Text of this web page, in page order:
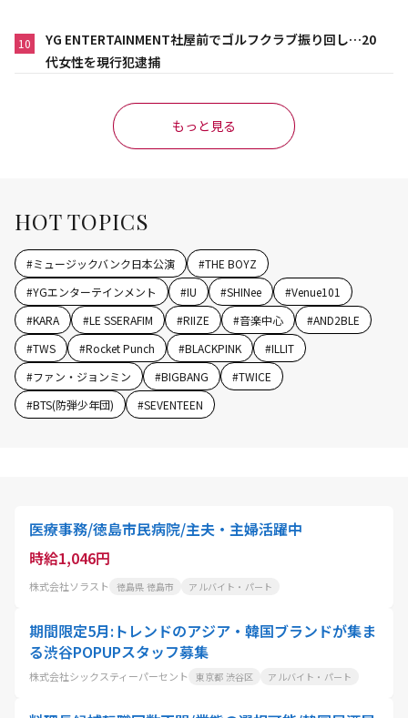
10
YG ENTERTAINMENT社屋前でゴルフクラブ振り回し…20
代女性を現行犯逮捕
もっと見る
HOT TOPICS
#ミュージックバンク日本公演 #THE BOYZ
#YGエンターテインメント #IU #SHINee #Venue101
#KARA #LE SSERAFIM #RIIZE #音楽中心 #AND2BLE
#TWS #Rocket Punch #BLACKPINK #ILLIT
#ファン・ジョンミン #BIGBANG #TWICE
#BTS(防弾少年団) #SEVENTEEN
医療事務/徳島市民病院/主夫・主婦活躍中
時給1,046円
株式会社ソラスト 徳島県 徳島市 アルバイト・パート
期間限定5月:トレンドのアジア・韓国ブランドが集ま
る渋谷POPUPスタッフ募集
株式会社シックスティーパーセント 東京都 渋谷区 アルバイト・パート